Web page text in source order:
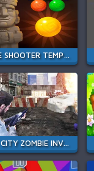
BUBBLE SHOOTER TEMPLE JEWELS
DEATH CITY ZOMBIE INVASION